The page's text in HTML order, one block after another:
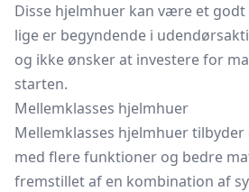
Disse hjelmhuer kan være et
lige er begyndende i
og ikke ønsker at investere for
starten.
Mellemklasses hjelmhuer
Mellemklasses hjelmhuer
med flere funktioner og bedre
fremstillet af en kombination af